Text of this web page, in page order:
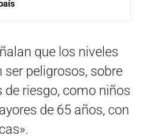
que los niveles
peligrosos, sobre
riesgo, como niños
de 65 años, con